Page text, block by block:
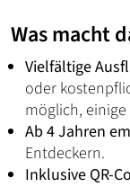
Was macht
Vielfältige
oder
möglich, einige
Ab 4 Jahren
Entdeckern.
Inklusive QR-